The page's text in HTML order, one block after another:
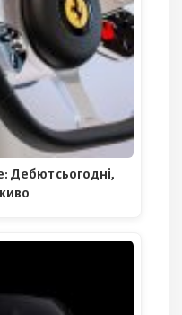
Дебют сьогодні,